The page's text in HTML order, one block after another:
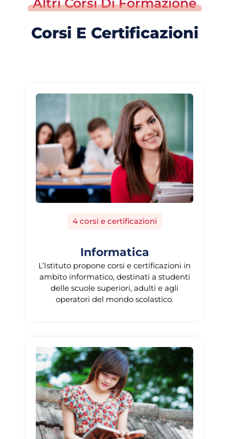
Altri Corsi Di Formazione
Corsi E Certificazioni
4 corsi e certificazioni
Informatica
L’Istituto propone corsi e certificazioni in
ambito informatico, destinati a studenti
delle scuole superiori, adulti e agli
operatori del mondo scolastico.